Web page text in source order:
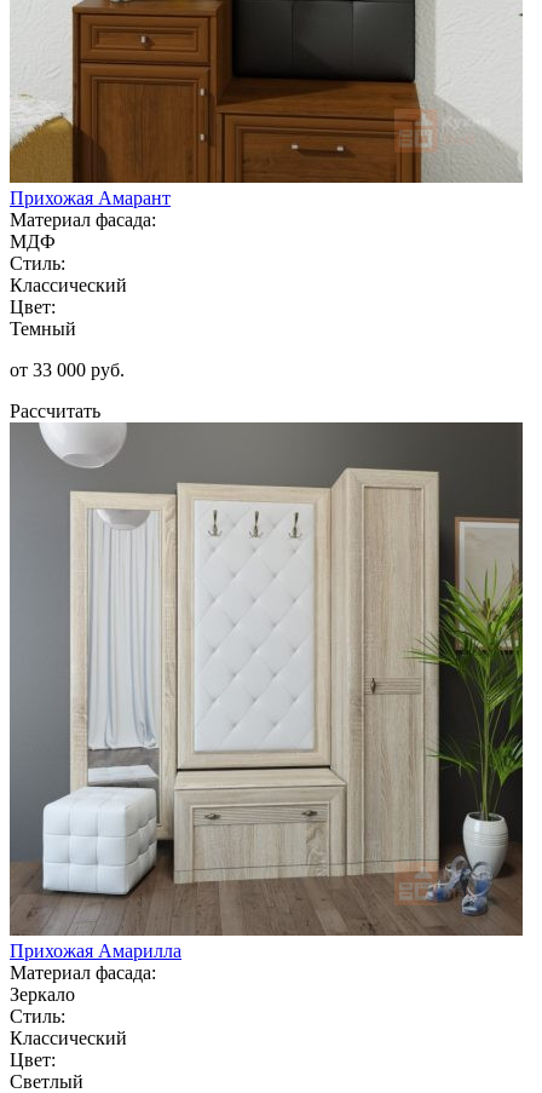
Прихожая Амарант
Материал фасада:
МДФ
Стиль:
Классический
Цвет:
Темный
от 33 000 руб.
Рассчитать
Прихожая Амарилла
Материал фасада:
Зеркало
Стиль:
Классический
Цвет:
Светлый